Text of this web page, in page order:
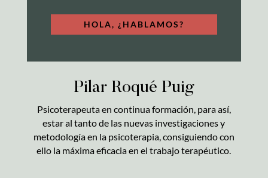
HOLA, ¿HABLAMOS?
Pilar Roqué Puig
Psicoterapeuta en continua formación, para así,
estar al tanto de las nuevas investigaciones y
metodología en la psicoterapia, consiguiendo con
ello la máxima eficacia en el trabajo terapéutico.